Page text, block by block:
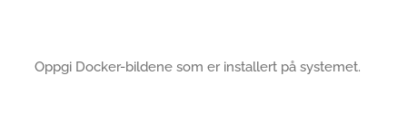
Oppgi Docker-bildene som er installert på systemet.